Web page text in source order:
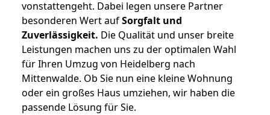
vonstattengeht. Dabei legen unsere Partner
besonderen Wert aufSorgfalt und
Zuverlässigkeit. Die Qualität und unser breite
Leistungen machen uns zu der optimalen Wahl
für Ihren Umzug von Heidelberg nach
Mittenwalde. Ob Sie nun eine kleine Wohnung
oder ein großes Haus umziehen, wir haben die
passende Lösung für Sie.